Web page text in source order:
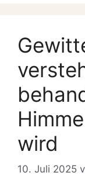
wird
10. Juli 2025